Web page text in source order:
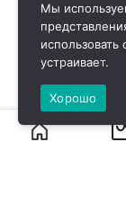
Мы
использовать
устраивает.
Хорошо